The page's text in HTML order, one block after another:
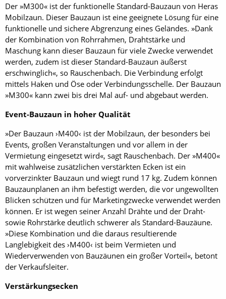
Der »M300« ist der funktionelle Standard-Bauzaun von Heras
Mobilzaun. Dieser Bauzaun ist eine geeignete Lösung für eine
funktionelle und sichere Abgrenzung eines Geländes. »Dank
der Kombination von Rohrrahmen, Drahtstärke und
Maschung kann dieser Bauzaun für viele Zwecke verwendet
werden, zudem ist dieser Standard-Bauzaun äußerst
erschwinglich«, so Rauschenbach. Die Verbindung erfolgt
mittels Haken und Öse oder Verbindungsschelle. Der Bauzaun
»M300« kann zwei bis drei Mal auf- und abgebaut werden.
Event-Bauzaun in hoher Qualität
»Der Bauzaun ›M400‹ ist der Mobilzaun, der besonders bei
Events, großen Veranstaltungen und vor allem in der
Vermietung eingesetzt wird«, sagt Rauschenbach. Der »M400«
mit wahlweise zusätzlichen verstärkten Ecken ist ein
vorverzinkter Bauzaun und wiegt rund 17 kg. Zudem können
Bauzaunplanen an ihm befestigt werden, die vor ungewollten
Blicken schützen und für Marketingzwecke verwendet werden
können. Er ist wegen seiner Anzahl Drähte und der Draht-
sowie Rohrstärke deutlich schwerer als Standard-Bauzäune.
»Diese Kombination und die daraus resultierende
Langlebigkeit des ›M400‹ ist beim Vermieten und
Wiederverwenden von Bauzäunen ein großer Vorteil«, betont
der Verkaufsleiter.
Verstärkungsecken